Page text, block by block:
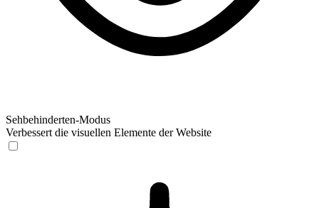
Sehbehinderten-Modus
Verbessert die visuellen Elemente der Website